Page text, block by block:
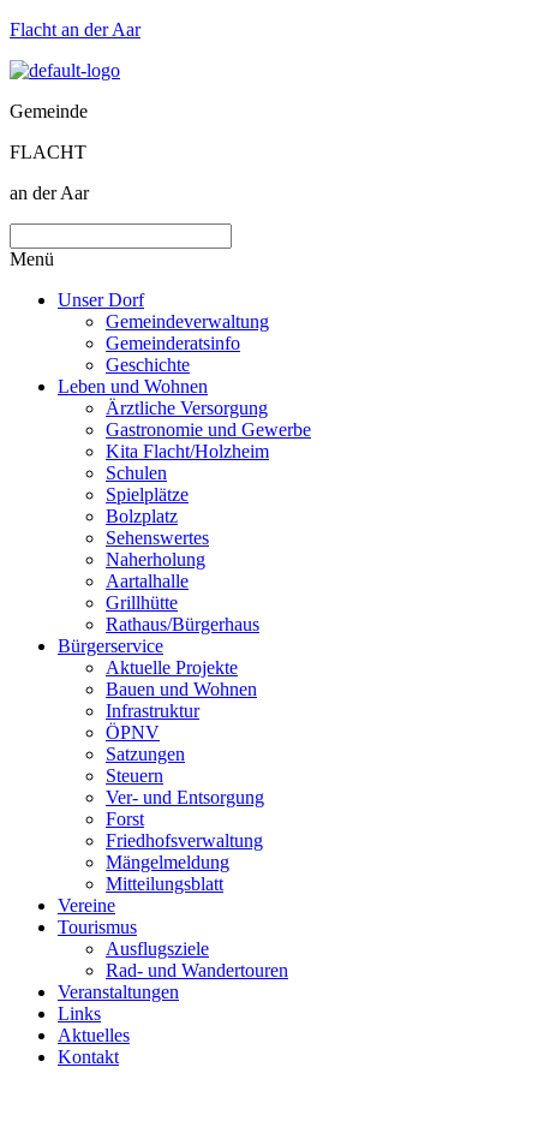
Flacht an der Aar
Gemeinde
FLACHT
an der Aar
Menü
Unser Dorf
Gemeindeverwaltung
Gemeinderatsinfo
Geschichte
Leben und Wohnen
Ärztliche Versorgung
Gastronomie und Gewerbe
Kita Flacht/Holzheim
Schulen
Spielplätze
Bolzplatz
Sehenswertes
Naherholung
Aartalhalle
Grillhütte
Rathaus/Bürgerhaus
Bürgerservice
Aktuelle Projekte
Bauen und Wohnen
Infrastruktur
ÖPNV
Satzungen
Steuern
Ver- und Entsorgung
Forst
Friedhofsverwaltung
Mängelmeldung
Mitteilungsblatt
Vereine
Tourismus
Ausflugsziele
Rad- und Wandertouren
Veranstaltungen
Links
Aktuelles
Kontakt